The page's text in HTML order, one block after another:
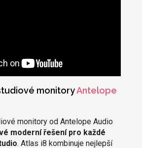
monitoryAntelope
monitory od Antelope Audio
moderní řešení pro každé
. Atlas i8 kombinuje nejlepší